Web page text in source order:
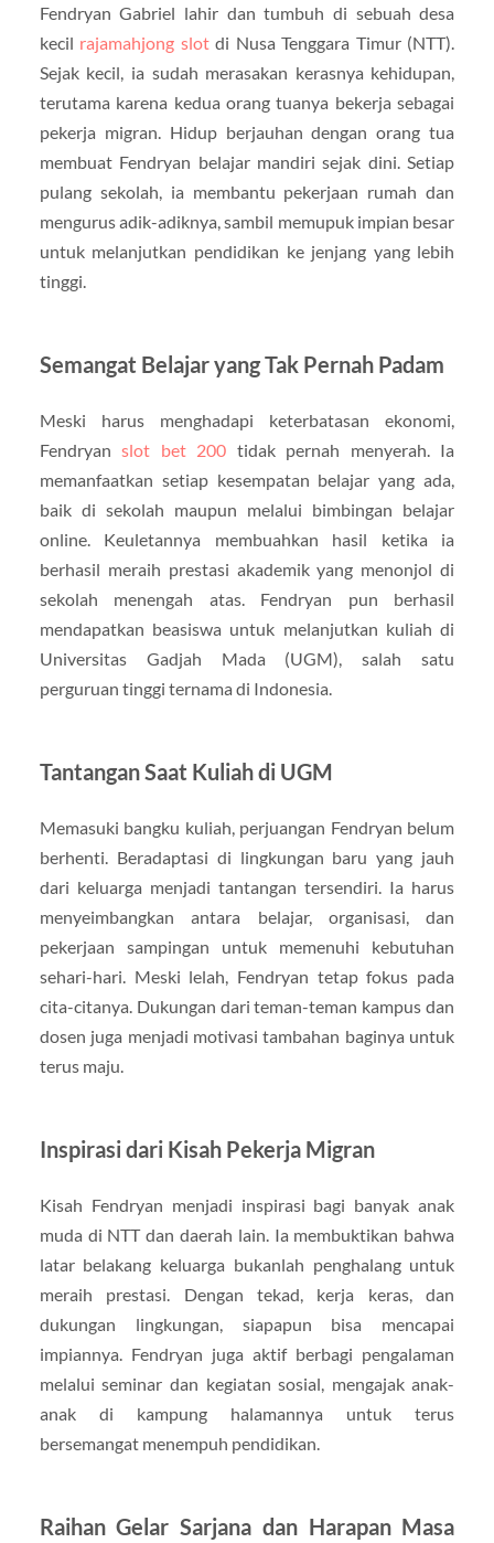
Fendryan Gabriel lahir dan tumbuh di sebuah desa
kecil rajamahjong slotdi Nusa Tenggara Timur (NTT).
Sejak kecil, ia sudah merasakan kerasnya kehidupan,
terutama karena kedua orang tuanya bekerja sebagai
pekerja migran. Hidup berjauhan dengan orang tua
membuat Fendryan belajar mandiri sejak dini. Setiap
pulang sekolah, ia membantu pekerjaan rumah dan
mengurus adik-adiknya, sambil memupuk impian besar
untuk melanjutkan pendidikan ke jenjang yang lebih
tinggi.
Semangat Belajar yang Tak Pernah Padam
Meski harus menghadapi keterbatasan ekonomi,
Fendryanslot bet 200 tidak pernah menyerah. Ia
memanfaatkan setiap kesempatan belajar yang ada,
baik di sekolah maupun melalui bimbingan belajar
online. Keuletannya membuahkan hasil ketika ia
berhasil meraih prestasi akademik yang menonjol di
sekolah menengah atas. Fendryan pun berhasil
mendapatkan beasiswa untuk melanjutkan kuliah di
Universitas Gadjah Mada (UGM), salah satu
perguruan tinggi ternama di Indonesia.
Tantangan Saat Kuliah di UGM
Memasuki bangku kuliah, perjuangan Fendryan belum
berhenti. Beradaptasi di lingkungan baru yang jauh
dari keluarga menjadi tantangan tersendiri. Ia harus
menyeimbangkan antara belajar, organisasi, dan
pekerjaan sampingan untuk memenuhi kebutuhan
sehari-hari. Meski lelah, Fendryan tetap fokus pada
cita-citanya. Dukungan dari teman-teman kampus dan
dosen juga menjadi motivasi tambahan baginya untuk
terus maju.
Inspirasi dari Kisah Pekerja Migran
Kisah Fendryan menjadi inspirasi bagi banyak anak
muda di NTT dan daerah lain. Ia membuktikan bahwa
latar belakang keluarga bukanlah penghalang untuk
meraih prestasi. Dengan tekad, kerja keras, dan
dukungan lingkungan, siapapun bisa mencapai
impiannya. Fendryan juga aktif berbagi pengalaman
melalui seminar dan kegiatan sosial, mengajak anak-
anak di kampung halamannya untuk terus
bersemangat menempuh pendidikan.
Raihan Gelar Sarjana dan Harapan Masa